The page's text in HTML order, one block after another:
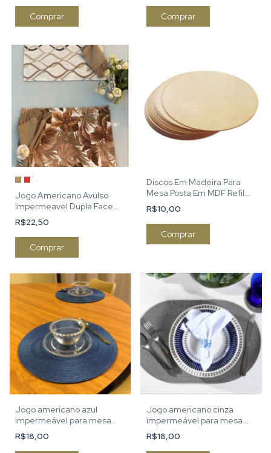
Jogo Americano Avulso
Impermeavel Dupla Face
Folhagem vermelha
R$22,50
Comprar
Discos Em Madeira Para
Mesa Posta Em MDF Refil
De Sousplat
R$10,00
Jogo americano azul
impermeável para mesa
posta sousplat
R$18,00
Jogo americano cinza
impermeável para mesa
posta sousplat
R$18,00